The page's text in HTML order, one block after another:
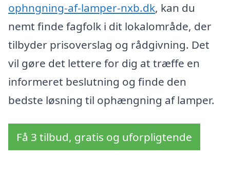
ophngning-af-lamper-nxb.dk, kan du
nemt finde fagfolk i dit lokalområde, der
tilbyder prisoverslag og rådgivning. Det
vil gøre det lettere for dig at træffe en
informeret beslutning og finde den
bedste løsning til ophængning af lamper.
Få 3 tilbud, gratis og uforpligtende